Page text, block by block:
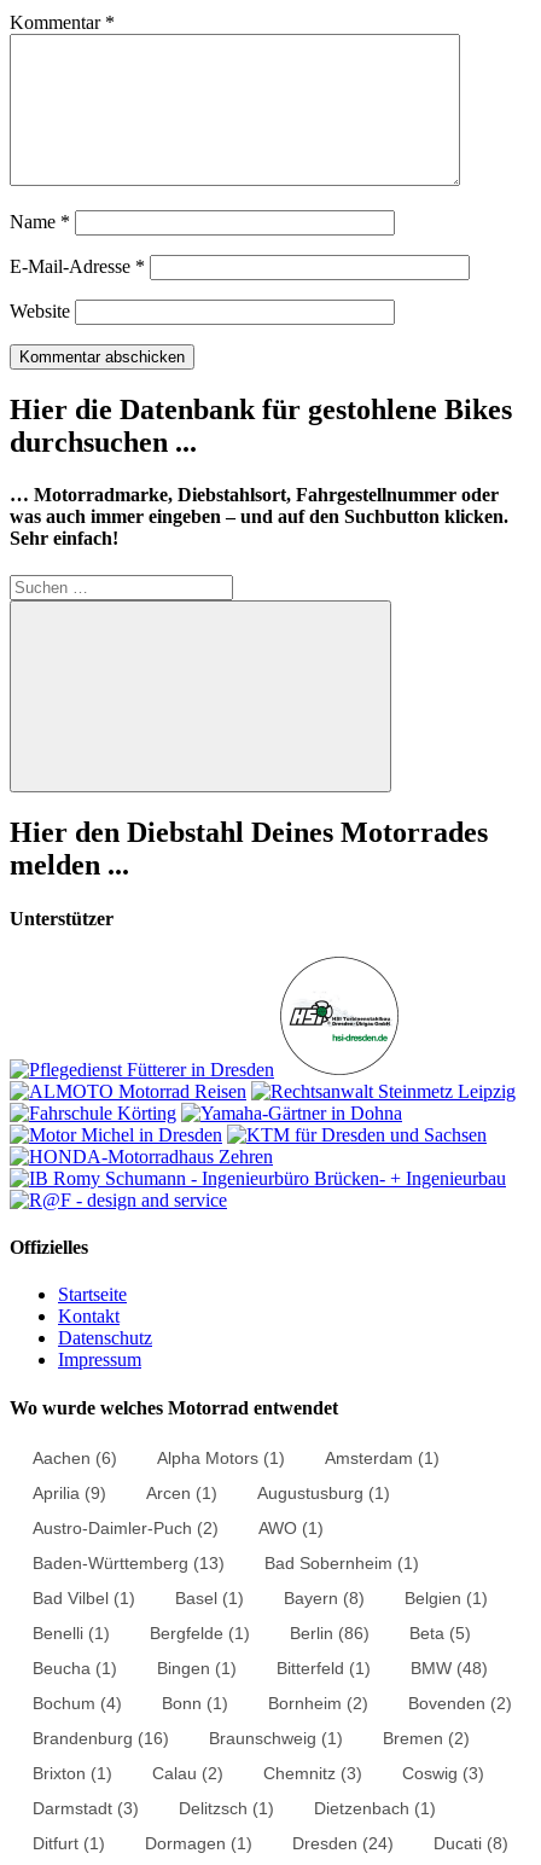
Kommentar *
Name *
E-Mail-Adresse *
Website
Hier die Datenbank für gestohlene Bikes
durchsuchen ...
… Motorradmarke, Diebstahlsort, Fahrgestellnummer oder
was auch immer eingeben – und auf den Suchbutton klicken.
Sehr einfach!
Suchen
nach:
Suchen
Hier den Diebstahl Deines Motorrades
melden ...
Unterstützer
Offizielles
Startseite
Kontakt
Datenschutz
Impressum
Wo wurde welches Motorrad entwendet
Aachen (6) Alpha Motors (1) Amsterdam (1)
Aprilia (9) Arcen (1) Augustusburg (1)
Austro-Daimler-Puch (2) AWO (1)
Baden-Württemberg (13) Bad Sobernheim (1)
Bad Vilbel (1) Basel (1) Bayern (8) Belgien (1)
Benelli (1) Bergfelde (1) Berlin (86) Beta (5)
Beucha (1) Bingen (1) Bitterfeld (1) BMW (48)
Bochum (4) Bonn (1) Bornheim (2) Bovenden (2)
Brandenburg (16) Braunschweig (1) Bremen (2)
Brixton (1) Calau (2) Chemnitz (3) Coswig (3)
Darmstadt (3) Delitzsch (1) Dietzenbach (1)
Ditfurt (1) Dormagen (1) Dresden (24) Ducati (8)